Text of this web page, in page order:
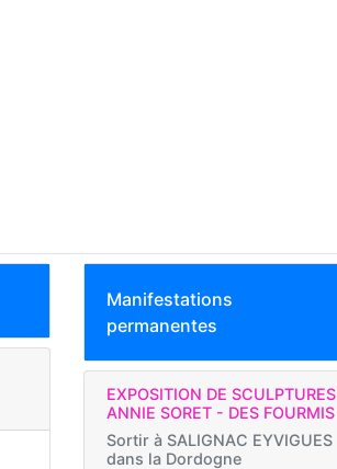
Manifestations
permanentes
EXPOSITION DE SCULPTURES
ANNIE SORET - DES FOURMIS
Sortir à SALIGNAC EYVIGUES
dans la Dordogne